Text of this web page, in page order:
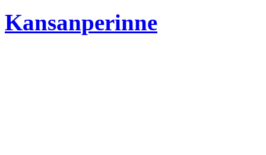
Kansanperinne